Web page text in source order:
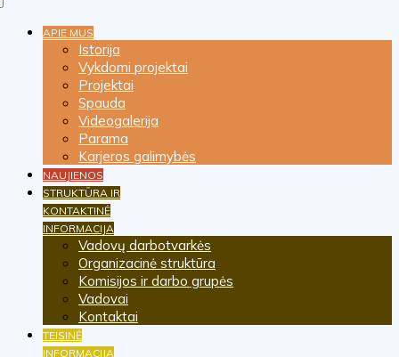
APIE MUS
Istorija
Vykdomi projektai
Projektai
Spauda
Videogalerija
Parama
Karjeros galimybės
NAUJIENOS
STRUKTŪRA IR
KONTAKTINĖ
INFORMACIJA
Vadovų darbotvarkės
Organizacinė struktūra
Komisijos ir darbo grupės
Vadovai
Kontaktai
TEISINĖ
INFORMACIJA